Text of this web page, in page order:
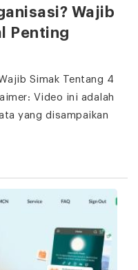
Wajib
Penting
Simak Tentang 4
Video ini adalah
yang disampaikan